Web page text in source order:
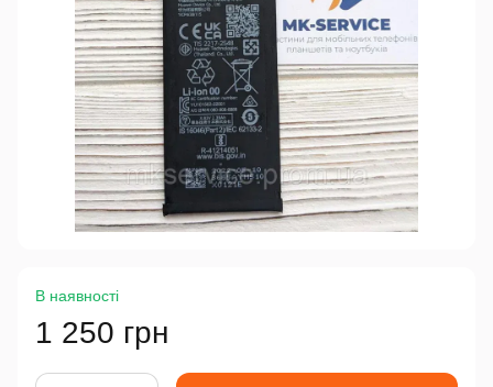
В наявності
1 250 грн